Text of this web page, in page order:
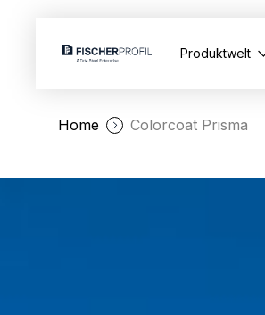
Produktwelt
Home Colorcoat Prisma